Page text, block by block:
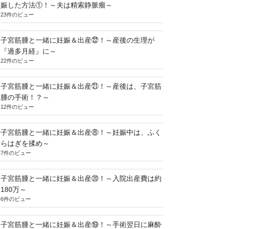
娠した方法①！～夫は精索静脈瘤～
23件のビュー
子宮筋腫と一緒に妊娠＆出産㉒！～産後の生理が
『過多月経』に～
22件のビュー
子宮筋腫と一緒に妊娠＆出産㉑！～産後は、子宮筋
腫の手術！？～
12件のビュー
子宮筋腫と一緒に妊娠＆出産⑧！～妊娠中は、ふく
らはぎを揉め～
7件のビュー
子宮筋腫と一緒に妊娠＆出産⑳！～入院出産費は約
180万～
6件のビュー
子宮筋腫と一緒に妊娠＆出産⑲！～手術翌日に麻酔